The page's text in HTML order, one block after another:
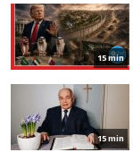
15 min
15 min